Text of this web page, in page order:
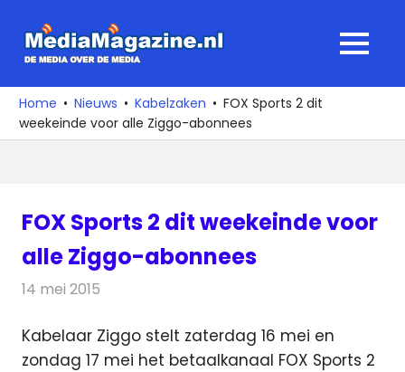
naar
media
over
de
MENU
Home Nieuws Kabelzaken
FOX Sports 2 dit
weekeinde voor alle Ziggo-abonnees
FOX Sports 2 dit weekeinde voor
alle Ziggo-abonnees
14 mei 2015
Kabelaar Ziggo stelt zaterdag 16 mei en
zondag 17 mei het betaalkanaal FOX Sports 2